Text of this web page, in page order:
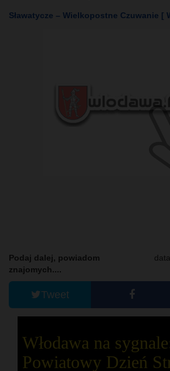
Sławatycze – Wielkopostne Czuwanie [
Podaj dalej, powiadom
znajomych....
Tweet
Włodawa na
Powiatowy Dzień